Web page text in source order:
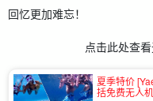
回忆更加难忘！
点击此处查
夏季特价
括免费无人